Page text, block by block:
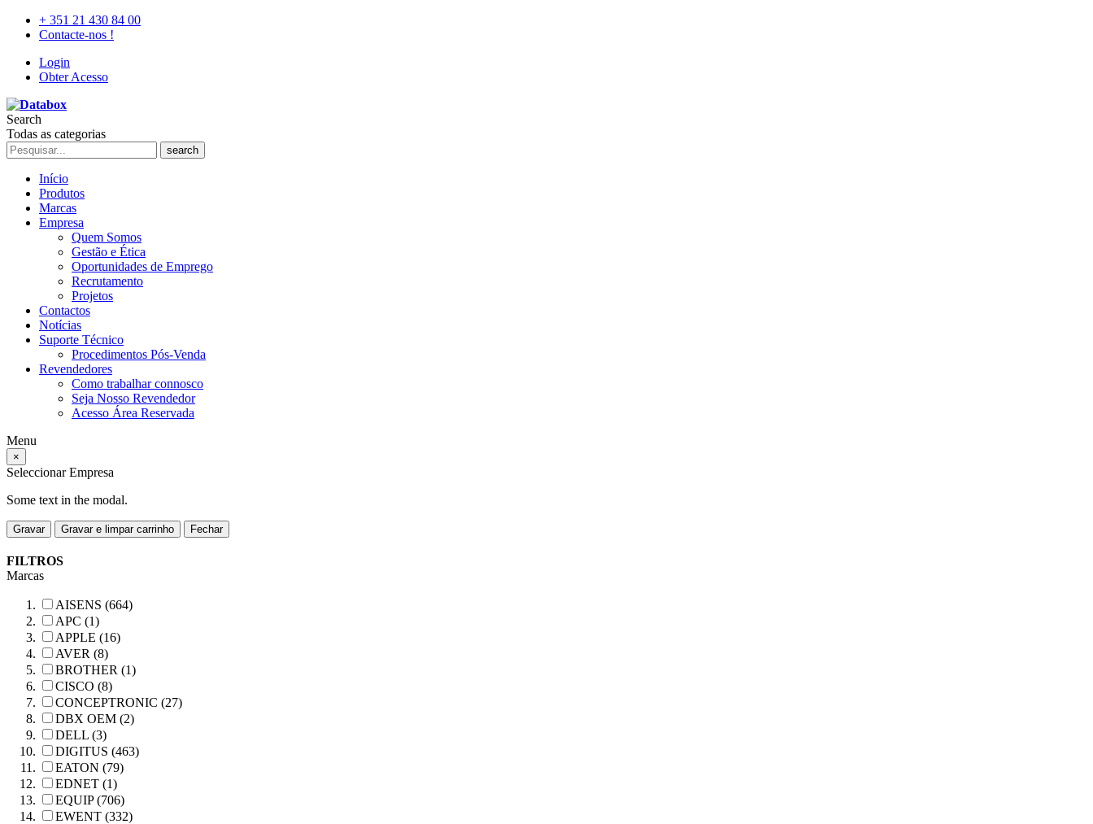
+ 351 21 430 84 00
Contacte-nos !
Login
Obter Acesso
Search
Todas as categorias
search
Início
Produtos
Marcas
Empresa
Quem Somos
Gestão e Ética
Oportunidades de Emprego
Recrutamento
Projetos
Contactos
Notícias
Suporte Técnico
Procedimentos Pós-Venda
Revendedores
Como trabalhar connosco
Seja Nosso Revendedor
Acesso Área Reservada
Menu
×
Seleccionar Empresa
Some text in the modal.
Gravar Gravar e limpar carrinho Fechar
FILTROS
Marcas
AISENS (664)
APC (1)
APPLE (16)
AVER (8)
BROTHER (1)
CISCO (8)
CONCEPTRONIC (27)
DBX OEM (2)
DELL (3)
DIGITUS (463)
EATON (79)
EDNET (1)
EQUIP (706)
EWENT (332)